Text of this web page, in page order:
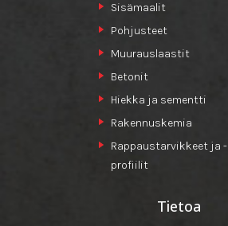
Sisämaalit
Pohjusteet
Muurauslaastit
Betonit
Hiekka ja sementti
Rakennuskemia
Rappaustarvikkeet ja -
profiilit
Tietoa